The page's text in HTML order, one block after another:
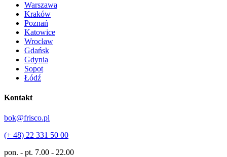
Warszawa
Kraków
Poznań
Katowice
Wrocław
Gdańsk
Gdynia
Sopot
Łódź
Kontakt
bok@frisco.pl
(+ 48) 22 331 50 00
pon. - pt. 7.00 - 22.00